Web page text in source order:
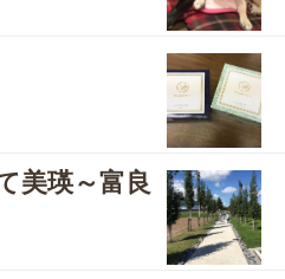
美瑛～富良